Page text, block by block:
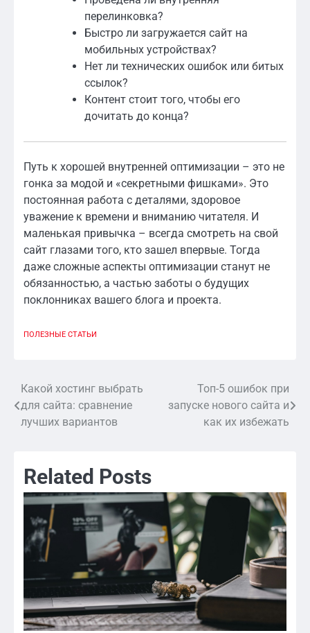
перелинковка?
Быстро ли загружается сайт на
мобильных устройствах?
Нет ли технических ошибок или битых
ссылок?
Контент стоит того, чтобы его
дочитать до конца?
Путь к хорошей внутренней оптимизации – это не
гонка за модой и «секретными фишками». Это
постоянная работа с деталями, здоровое
уважение к времени и вниманию читателя. И
маленькая привычка – всегда смотреть на свой
сайт глазами того, кто зашел впервые. Тогда
даже сложные аспекты оптимизации станут не
обязанностью, а частью заботы о будущих
поклонниках вашего блога и проекта.
ПОЛЕЗНЫЕ СТАТЬИ
Навигация
по
Какой хостинг выбрать
для сайта: сравнение
лучших вариантов
Топ-5 ошибок при
запуске нового сайта и
как их избежать
Related Posts